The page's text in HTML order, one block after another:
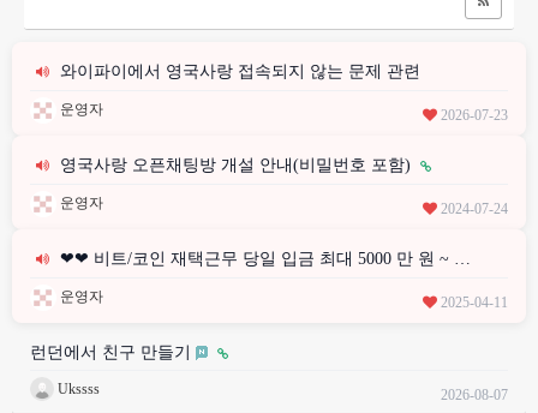
와이파이에서 영국사랑 접속되지 않는 문제 관련
운영자 2026-07-23
영국사랑 오픈채팅방 개설 안내(비밀번호 포함)
운영자 2024-07-24
❤❤ 비트/코인 재택근무 당일 입금 최대 5000 만 원 ~ …
운영자 2025-04-11
런던에서 친구 만들기
Ukssss 2026-08-07